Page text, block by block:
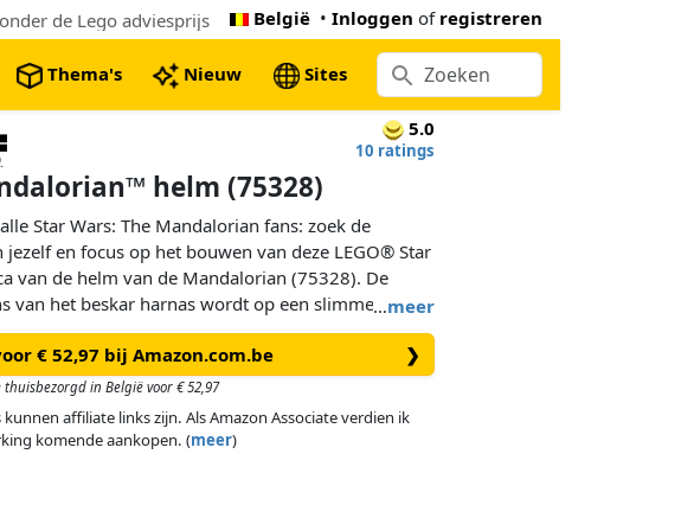
de Lego adviesprijs België • Inloggen of registreren
Thema's Nieuw Sites
5.0
10 ratings
helm (75328)
…meer
Star Wars: The Mandalorian fans: zoek de
en focus op het bouwen van deze LEGO® Star
van de helm van de Mandalorian (75328). De
van het beskar harnas wordt op een slimme
met behulp van gelakte onderdelen, terwijl
in verschillende grijstinten de authentieke
de replica benadrukt. De bouwbare
met naamplaatje maakt deze blikvanger voor
helemaal af.
€ 52,97 bij Amazon.com.be ❯
thuisbezorgd in België voor € 52,97
affiliate links zijn. Als Amazon Associate verdien ik
komende aankopen. (meer)